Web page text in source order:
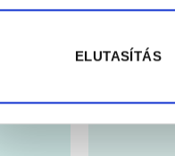
ELUTASÍTÁS
13990Ft
Ágyhuzat
ADD TO